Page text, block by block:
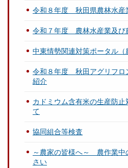
令和８年度 秋田県農林水産
令和７年度 農林水産業及び
中東情勢関連対策ポータル（
令和８年度 秋田アグリフロ
紹介
カドミウム含有米の生産防
て
協同組合等検査
～農家の皆様へ～ 農作業中
さい